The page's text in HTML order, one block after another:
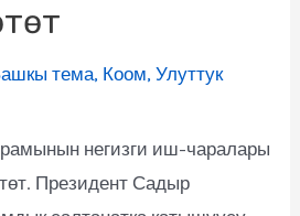
тема, Коом,Улуттук
негизги иш-чаралары
Президент Садыр